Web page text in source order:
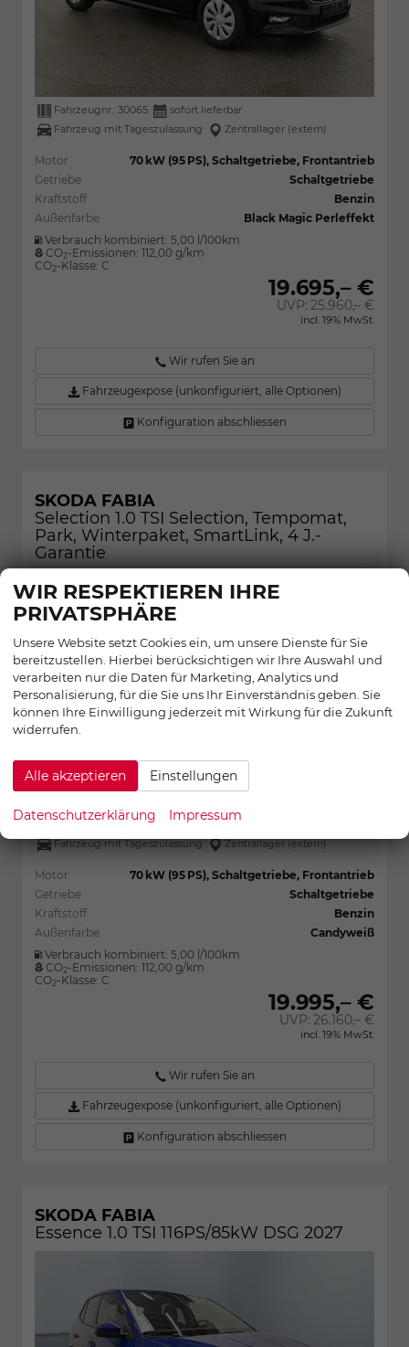
Fahrzeugnr.: 30065
sofort lieferbar
Fahrzeug mit Tageszulassung
Zentrallager (extern)
Motor
70 kW (95 PS), Schaltgetriebe, Frontantrieb
Getriebe
Schaltgetriebe
Kraftstoff
Benzin
Außenfarbe
Black Magic Perleffekt
Verbrauch kombiniert: 5,00 l/100km
CO2-Emissionen: 112,00 g/km
CO2-Klasse: C
19.695,– €
UVP:25.960,– €
incl. 19% MwSt.
Wir rufen Sie an
Fahrzeugexpose (unkonfiguriert, alle Optionen)
Konfiguration abschliessen
SKODA FABIA
Selection 1.0 TSI Selection, Tempomat,
Park, Winterpaket, SmartLink, 4 J.-
Garantie
sofort lieferbar
Fahrzeug mit Tageszulassung
Zentrallager (extern)
Motor
70 kW (95 PS), Schaltgetriebe, Frontantrieb
Getriebe
Schaltgetriebe
Kraftstoff
Benzin
Außenfarbe
Candyweiß
Verbrauch kombiniert: 5,00 l/100km
CO2-Emissionen: 112,00 g/km
CO2-Klasse: C
19.995,– €
UVP:26.160,– €
incl. 19% MwSt.
Wir rufen Sie an
Fahrzeugexpose (unkonfiguriert, alle Optionen)
Konfiguration abschliessen
SKODA FABIA
Essence 1.0 TSI 116PS/85kW DSG 2027
WIR RESPEKTIEREN IHRE
PRIVATSPHÄRE
Unsere Website setzt Cookies ein, um unsere Dienste für Sie
bereitzustellen. Hierbei berücksichtigen wir Ihre Auswahl und
verarbeiten nur die Daten für Marketing, Analytics und
Personalisierung, für die Sie uns Ihr Einverständnis geben. Sie
können Ihre Einwilligung jederzeit mit Wirkung für die Zukunft
widerrufen.
Alle akzeptieren Einstellungen
Datenschutzerklärung Impressum